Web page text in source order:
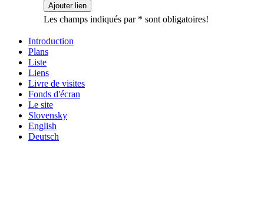
Les champs indiqués par * sont obligatoires!
Introduction
Plans
Liste
Liens
Livre de visites
Fonds d'écran
Le site
Slovensky
English
Deutsch